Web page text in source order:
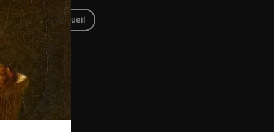
en page d'accueil